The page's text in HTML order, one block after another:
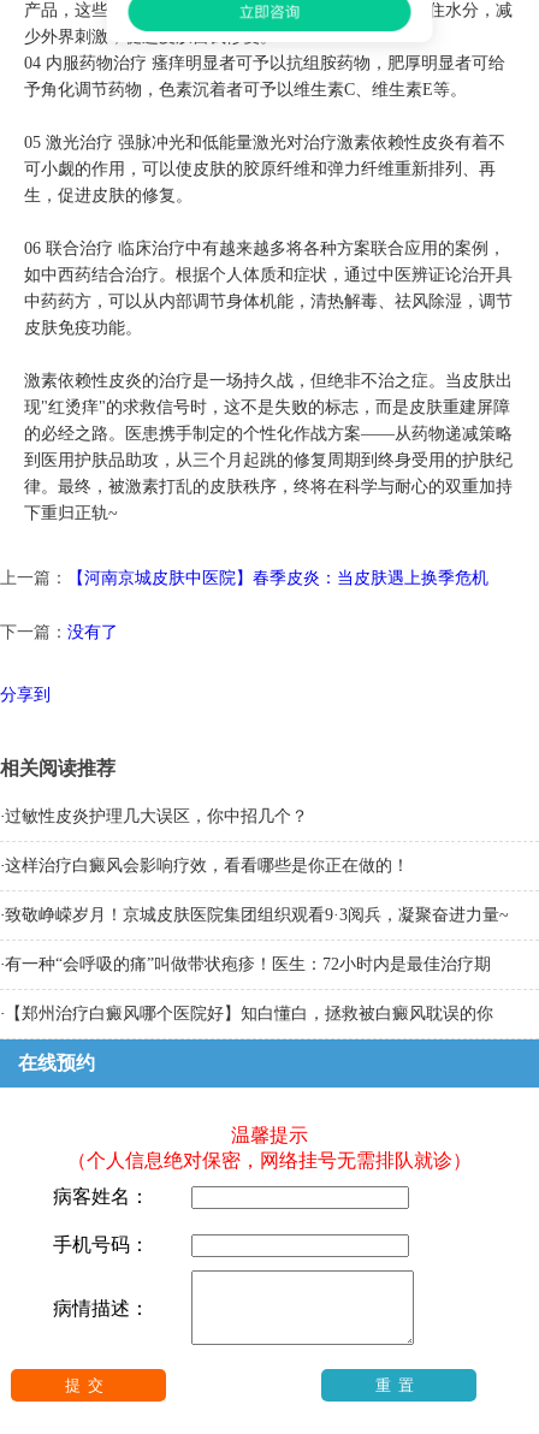
产品，这些成分有助于增强皮肤屏障功能，帮助皮肤锁住水分，减
少外界刺激，促进皮肤自我修复。
04 内服药物治疗 瘙痒明显者可予以抗组胺药物，肥厚明显者可给
予角化调节药物，色素沉着者可予以维生素C、维生素E等。
05 激光治疗 强脉冲光和低能量激光对治疗激素依赖性皮炎有着不
可小觑的作用，可以使皮肤的胶原纤维和弹力纤维重新排列、再
生，促进皮肤的修复。
06 联合治疗 临床治疗中有越来越多将各种方案联合应用的案例，
如中西药结合治疗。根据个人体质和症状，通过中医辨证论治开具
中药药方，可以从内部调节身体机能，清热解毒、祛风除湿，调节
皮肤免疫功能。
激素依赖性皮炎的治疗是一场持久战，但绝非不治之症。当皮肤出
现"红烫痒"的求救信号时，这不是失败的标志，而是皮肤重建屏障
的必经之路。医患携手制定的个性化作战方案——从药物递减策略
到医用护肤品助攻，从三个月起跳的修复周期到终身受用的护肤纪
律。最终，被激素打乱的皮肤秩序，终将在科学与耐心的双重加持
下重归正轨~
上一篇： 【河南京城皮肤中医院】春季皮炎：当皮肤遇上换季危机
下一篇： 没有了
分享到
相关阅读推荐
·过敏性皮炎护理几大误区，你中招几个？
·这样治疗白癜风会影响疗效，看看哪些是你正在做的！
·致敬峥嵘岁月！京城皮肤医院集团组织观看9·3阅兵，凝聚奋进力量~
·有一种“会呼吸的痛”叫做带状疱疹！医生：72小时内是最佳治疗期
· 【郑州治疗白癜风哪个医院好】知白懂白，拯救被白癜风耽误的你
在线预约
温馨提示
（个人信息绝对保密，网络挂号无需排队就诊）
病客姓名：
手机号码：
病情描述：